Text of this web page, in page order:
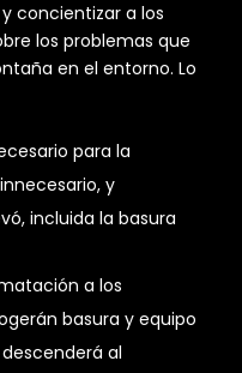
concientizar a los
los problemas que
en el entorno. Lo
para la
y
incluida la basura
a los
basura y equipo
al